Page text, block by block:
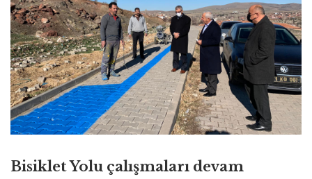
Bisiklet Yolu çalışmaları devam